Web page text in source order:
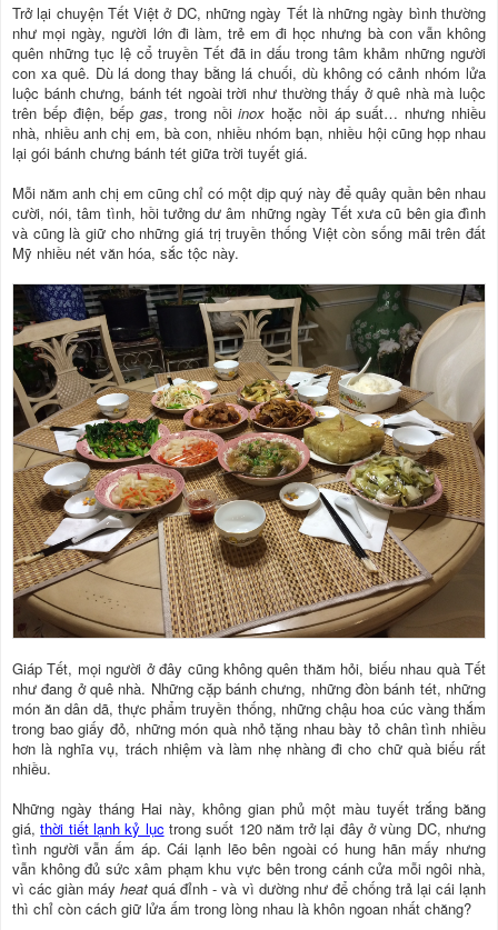
Trở lại chuyện Tết Việt ở DC, những ngày Tết là những ngày bình thường
như mọi ngày, người lớn đi làm, trẻ em đi học nhưng bà con vẫn không
quên những tục lệ cổ truyền Tết đã in dấu trong tâm khảm những người
con xa quê. Dù lá dong thay bằng lá chuối, dù không có cảnh nhóm lửa
luộc bánh chưng, bánh tét ngoài trời như thường thấy ở quê nhà mà luộc
trên bếp điện, bếpgas, trong nồiinox hoặc nồi áp suất… nhưng nhiều
nhà, nhiều anh chị em, bà con, nhiều nhóm bạn, nhiều hội cũng họp nhau
lại gói bánh chưng bánh tét giữa trời tuyết giá.
Mỗi năm anh chị em cũng chỉ có một dịp quý này để quây quần bên nhau
cười, nói, tâm tình, hồi tưởng dư âm những ngày Tết xưa cũ bên gia đình
và cũng là giữ cho những giá trị truyền thống Việt còn sống mãi trên đất
Mỹ nhiều nét văn hóa, sắc tộc này.
Giáp Tết, mọi người ở đây cũng không quên thăm hỏi, biếu nhau quà Tết
như đang ở quê nhà. Những cặp bánh chưng, những đòn bánh tét, những
món ăn dân dã, thực phẩm truyền thống, những chậu hoa cúc vàng thắm
trong bao giấy đỏ, những món quà nhỏ tặng nhau bày tỏ chân tình nhiều
hơn là nghĩa vụ, trách nhiệm và làm nhẹ nhàng đi cho chữ quà biếu rất
nhiều.
Những ngày tháng Hai này, không gian phủ một màu tuyết trắng băng
giá,thời tiết lạnh kỷ lục trong suốt 120 năm trở lại đây ở vùng DC, nhưng
tình người vẫn ấm áp. Cái lạnh lẽo bên ngoài có hung hãn mấy nhưng
vẫn không đủ sức xâm phạm khu vực bên trong cánh cửa mỗi ngôi nhà,
vì các giàn máyheat quá đỉnh - và vì dường như để chống trả lại cái lạnh
thì chỉ còn cách giữ lửa ấm trong lòng nhau là khôn ngoan nhất chăng?